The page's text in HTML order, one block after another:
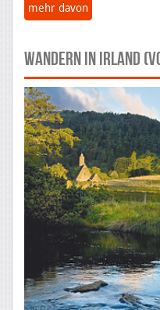
mehr davon
Wandern in Irland